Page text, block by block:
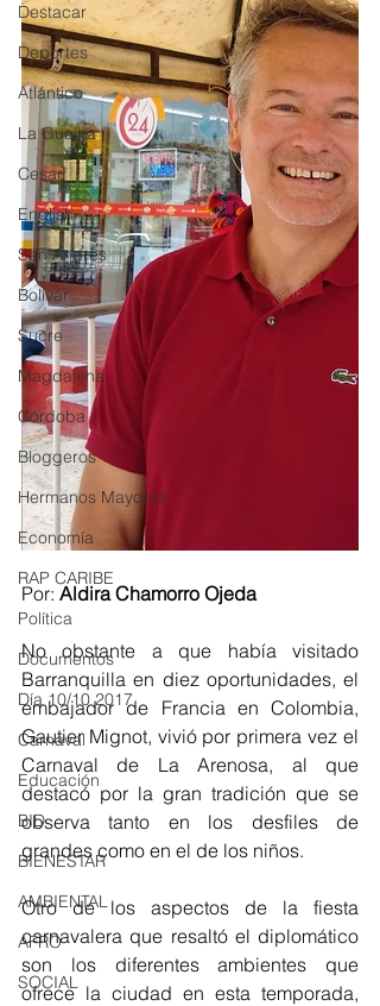
Destacar
Deportes
Atlántico
La Guajira
Cesar
English
San Andres
Bolívar
Sucre
Magdalena
Córdoba
Bloggeros
Hermanos Mayores
Economía
RAP CARIBE
Política
Documentos
Día 10/10 2017
Carnaval
Educación
BID
BIENESTAR
AMBIENTAL
AFRO
SOCIAL
Por: Aldira Chamorro Ojeda
No obstante a que había visitado
Barranquilla en diez oportunidades, el
embajador de Francia en Colombia,
Gautier Mignot, vivió por primera vez el
Carnaval de La Arenosa, al que
destacó por la gran tradición que se
observa tanto en los desfiles de
grandes como en el de los niños.
Otro de los aspectos de la fiesta
carnavalera que resaltó el diplomático
son los diferentes ambientes que
ofrece la ciudad en esta temporada,